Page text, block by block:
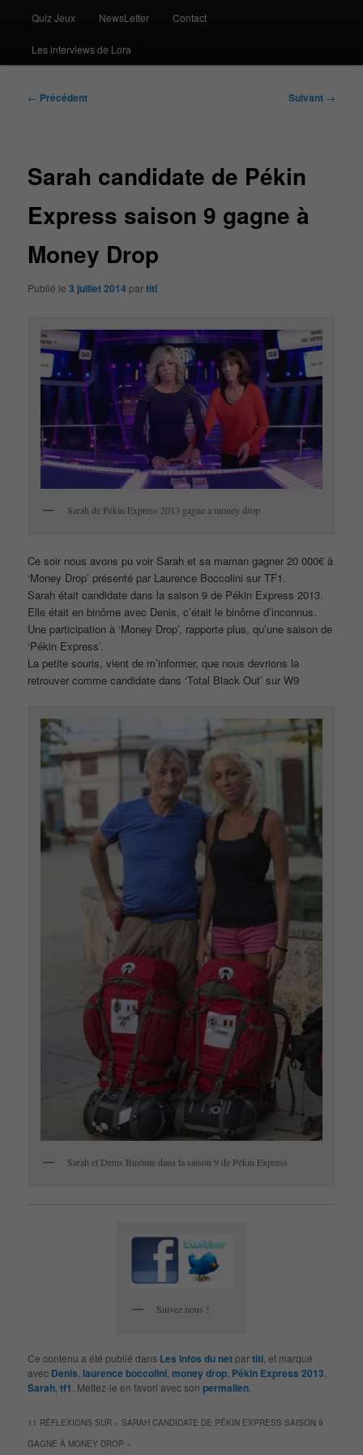
Quiz Jeux NewsLetter Contact
Les interviews de Lora
Navigation
← Précédent Suivant →
Sarah candidate de Pékin
Express saison 9 gagne à
Money Drop
Publié le3 juillet 2014 partiti
Sarah de Pékin Express 2013 gagne a money drop
Ce soir nous avons pu voir Sarah et sa maman gagner 20 000€ à
‘Money Drop’ présenté par Laurence Boccolini sur TF1.
Sarah était candidate dans la saison 9 de Pékin Express 2013.
Elle était en binôme avec Denis, c’était le binôme d’inconnus.
Une participation à ‘Money Drop’, rapporte plus, qu’une saison de
‘Pékin Express’.
La petite souris, vient de m’informer, que nous devrions la
retrouver comme candidate dans ‘Total Black Out’ sur W9
Sarah et Denis Binôme dans la saison 9 de Pékin Express
Suivez nous !
Ce contenu a été publié dans Les infos du net partiti , et marqué
avec Denis laurence boccolini ,money drop Pékin Express 2013
Sarah ,tf1 . Mettez-le en favori avec sonpermalien
11 RÉFLEXIONS SUR « SARAH CANDIDATE DE PÉKIN EXPRESS SAISON 9
GAGNE À MONEY DROP »